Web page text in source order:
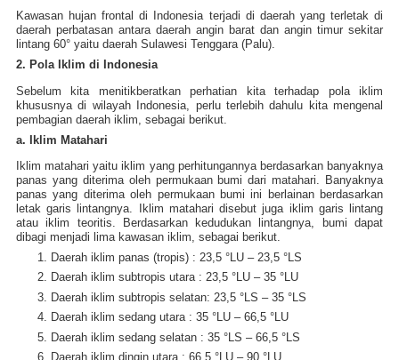
Kawasan hujan frontal di Indonesia terjadi di daerah yang terletak di
daerah perbatasan antara daerah angin barat dan angin timur sekitar
lintang 60° yaitu daerah Sulawesi Tenggara (Palu).
2. Pola Iklim di Indonesia
Sebelum kita menitikberatkan perhatian kita terhadap pola iklim
khususnya di wilayah Indonesia, perlu terlebih dahulu kita mengenal
pembagian daerah iklim, sebagai berikut.
a. Iklim Matahari
Iklim matahari yaitu iklim yang perhitungannya berdasarkan banyaknya
panas yang diterima oleh permukaan bumi dari matahari. Banyaknya
panas yang diterima oleh permukaan bumi ini berlainan berdasarkan
letak garis lintangnya. Iklim matahari disebut juga iklim garis lintang
atau iklim teoritis. Berdasarkan kedudukan lintangnya, bumi dapat
dibagi menjadi lima kawasan iklim, sebagai berikut.
Daerah iklim panas (tropis) : 23,5 °LU – 23,5 °LS
Daerah iklim subtropis utara : 23,5 °LU – 35 °LU
Daerah iklim subtropis selatan: 23,5 °LS – 35 °LS
Daerah iklim sedang utara : 35 °LU – 66,5 °LU
Daerah iklim sedang selatan : 35 °LS – 66,5 °LS
Daerah iklim dingin utara : 66,5 °LU – 90 °LU